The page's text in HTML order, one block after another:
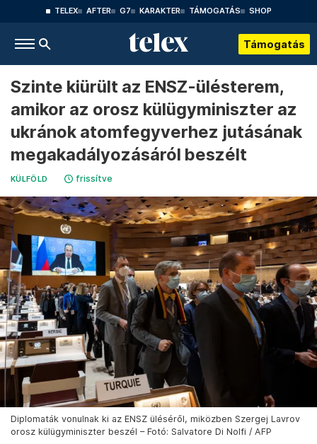
TELEX AFTER G7 KARAKTER TÁMOGATÁS SHOP
Támogatás
Szinte kiürült az ENSZ-ülésterem,
amikor az orosz külügyminiszter az
ukránok atomfegyverhez jutásának
megakadályozásáról beszélt
KÜLFÖLD frissítve
Diplomaták vonulnak ki az ENSZ üléséről, miközben Szergej Lavrov
orosz külügyminiszter beszél – Fotó: Salvatore Di Nolfi / AFP